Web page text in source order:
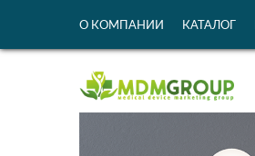
О КОМПАНИИ КАТАЛОГ